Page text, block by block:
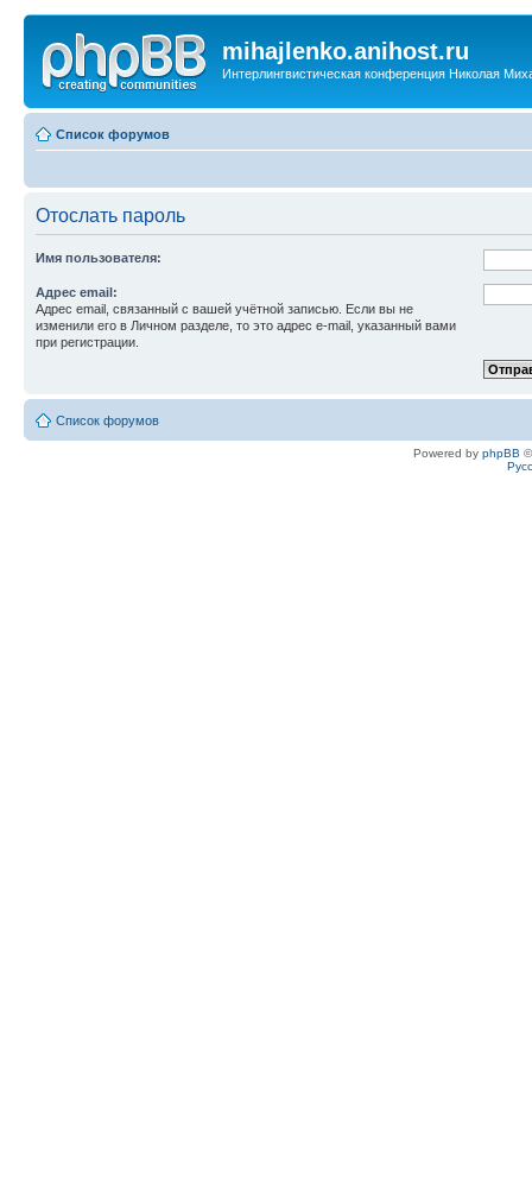
mihajlenko.anihost.ru
Интерлингвистическая конференция Николая
Список форумов
Отослать пароль
Имя пользователя:
Адрес email:
Адрес email, связанный с вашей учётной записью. Если вы не
изменили его в Личном разделе, то это адрес e-mail, указанный вами
при регистрации.
Список форумов
Powered by phpBB